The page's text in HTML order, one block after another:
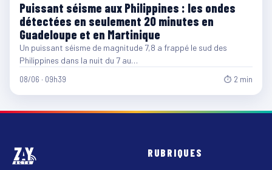
Puissant séisme aux Philippines : les ondes
détectées en seulement 20 minutes en
Guadeloupe et en Martinique
Un puissant séisme de magnitude 7,8 a frappé le sud des
Philippines dans la nuit du 7 au…
08/06 · 09h39 ⏱ 2 min
RUBRIQUES